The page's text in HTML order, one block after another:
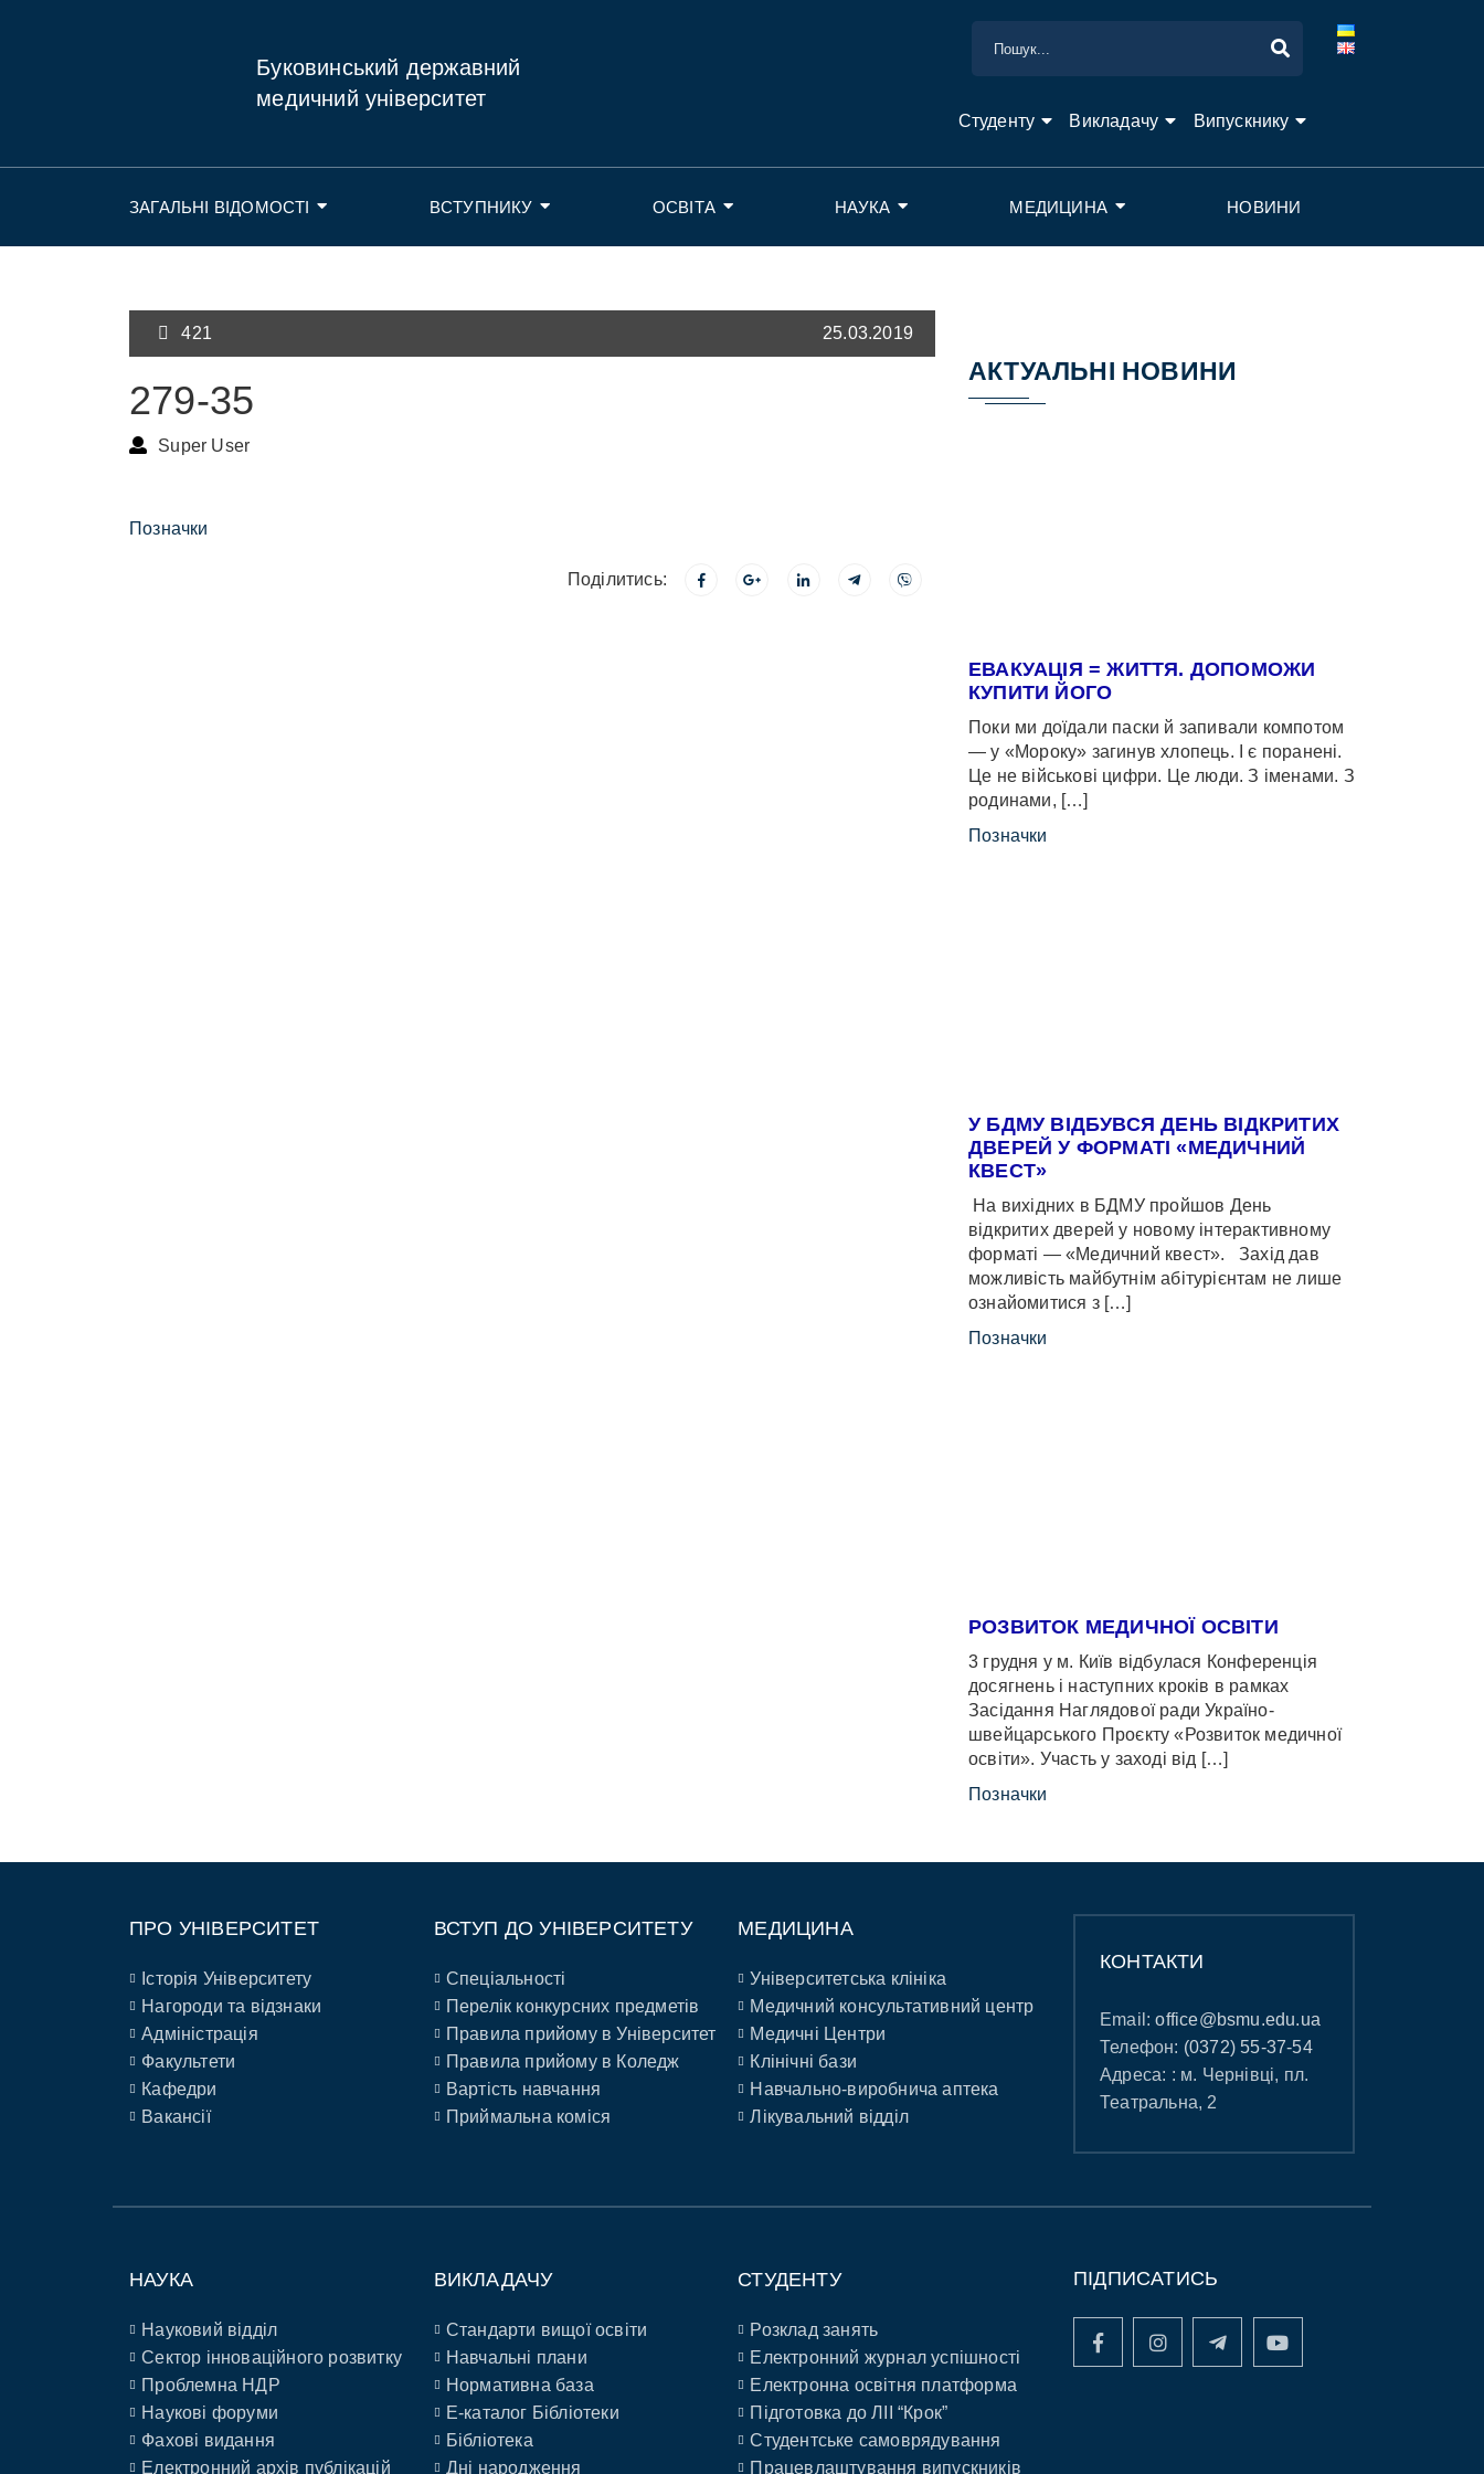
Буковинський державний
медичний університет
Студенту Викладачу Випускнику
ЗАГАЛЬНІ ВІДОМОСТІ ВСТУПНИКУ ОСВІТА НАУКА МЕДИЦИНА НОВИНИ
421 25.03.2019
279-35
Super User
Позначки
Поділитись:
АКТУАЛЬНІ НОВИНИ
ЕВАКУАЦІЯ = ЖИТТЯ. ДОПОМОЖИ
КУПИТИ ЙОГО
Поки ми доїдали паски й запивали компотом
— у «Мороку» загинув хлопець. І є поранені.
Це не військові цифри. Це люди. З іменами. З
родинами, […]
Позначки
У БДМУ ВІДБУВСЯ ДЕНЬ ВІДКРИТИХ
ДВЕРЕЙ У ФОРМАТІ «МЕДИЧНИЙ
КВЕСТ»
На вихідних в БДМУ пройшов День
відкритих дверей у новому інтерактивному
форматі — «Медичний квест». Захід дав
можливість майбутнім абітурієнтам не лише
ознайомитися з […]
Позначки
РОЗВИТОК МЕДИЧНОЇ ОСВІТИ
3 грудня у м. Київ відбулася Конференція
досягнень і наступних кроків в рамках
Засідання Наглядової ради Україно-
швейцарського Проєкту «Розвиток медичної
освіти». Участь у заході від […]
Позначки
ПРО УНІВЕРСИТЕТ
Історія Університету
Нагороди та відзнаки
Адміністрація
Факультети
Кафедри
Вакансії
ВСТУП ДО УНІВЕРСИТЕТУ
Спеціальності
Перелік конкурсних предметів
Правила прийому в Університет
Правила прийому в Коледж
Вартість навчання
Приймальна коміся
МЕДИЦИНА
Університетська клініка
Медичний консультативний центр
Медичні Центри
Клінічні бази
Навчально-виробнича аптека
Лікувальний відділ
КОНТАКТИ
Email:office@bsmu.edu.ua
Телефон: (0372) 55-37-54
Адреса: : м. Чернівці, пл.
Театральна, 2
НАУКА
Науковий відділ
Сектор інноваційного розвитку
Проблемна НДР
Наукові форуми
Фахові видання
Електронний архів публікацій
ВИКЛАДАЧУ
Стандарти вищої освіти
Навчальні плани
Нормативна база
E-каталог Бібліотеки
Бібліотека
Дні народження
СТУДЕНТУ
Розклад занять
Електронний журнал успішності
Електронна освітня платформа
Підготовка до ЛІІ “Крок”
Студентське самоврядування
Працевлаштування випускників
ПІДПИСАТИСЬ